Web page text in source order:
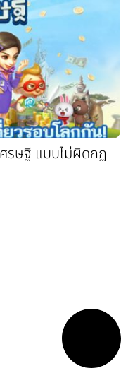
รษฐี แบบไม่ผิดกฏ